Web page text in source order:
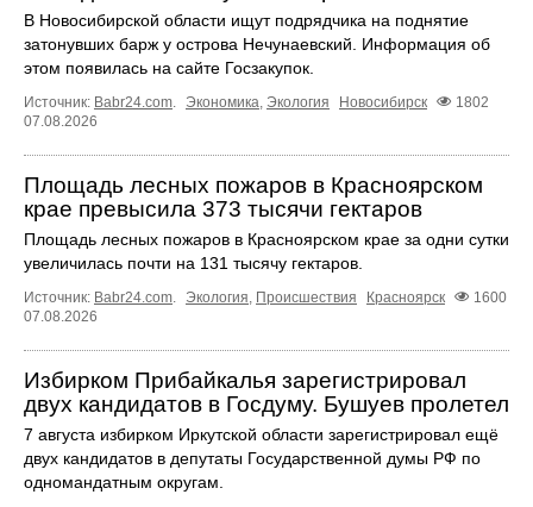
В Новосибирской области ищут подрядчика на поднятие
затонувших барж у острова Нечунаевский. Информация об
этом появилась на сайте Госзакупок.
Источник: Babr24.com. Экономика, Экология Новосибирск
1802
07.08.2026
Площадь лесных пожаров в Красноярском
крае превысила 373 тысячи гектаров
Площадь лесных пожаров в Красноярском крае за одни сутки
увеличилась почти на 131 тысячу гектаров.
Источник: Babr24.com. Экология, Происшествия Красноярск
1600
07.08.2026
Избирком Прибайкалья зарегистрировал
двух кандидатов в Госдуму. Бушуев пролетел
7 августа избирком Иркутской области зарегистрировал ещё
двух кандидатов в депутаты Государственной думы РФ по
одномандатным округам.